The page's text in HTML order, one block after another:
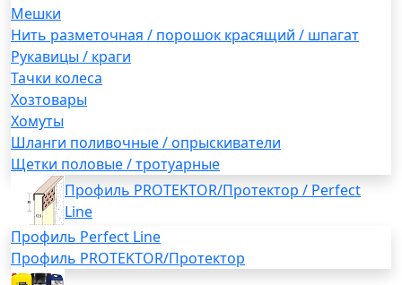
Мешки
Нить разметочная / порошок красящий / шпагат
Рукавицы / краги
Тачки колеса
Хозтовары
Хомуты
Шланги поливочные / опрыскиватели
Щетки половые / тротуарные
Профиль PROTEKTOR/Протектор / Perfect
Line
Профиль Perfect Line
Профиль PROTEKTOR/Протектор